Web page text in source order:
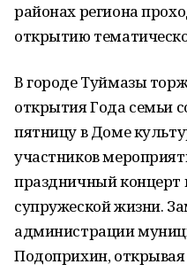
районах региона
открытию
В городе Туймазы
открытия Года семьи
пятницу в Доме
участников
праздничный концерт
супружеской жизни.
администрации
Подоприхин,